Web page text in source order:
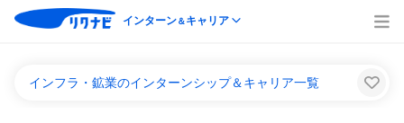
インターン＆キャリア
インフラ・鉱業のインターンシップ＆キャリア一覧